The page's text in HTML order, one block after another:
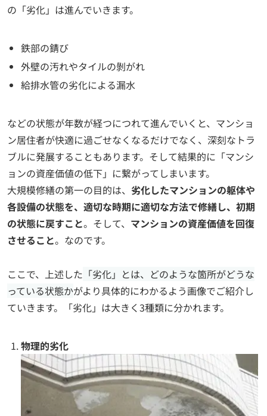
の「劣化」は進んでいきます。
鉄部の錆び
外壁の汚れやタイルの剝がれ
給排水管の劣化による漏水
などの状態が年数が経つにつれて進んでいくと、マンショ
ン居住者が快適に過ごせなくなるだけでなく、深刻なトラ
ブルに発展することもあります。そして結果的に「マンシ
ョンの資産価値の低下」に繋がってしまいます。
大規模修繕の第一の目的は、 劣化したマンションの躯体や
各設備の状態を、適切な時期に適切な方法で修繕し、初期
の状態に戻すこと。そして、 マンションの資産価値を回復
させること。なのです。
ここで、上述した 「劣化」とは、どのような箇所がどうな
っている状態かがより具体的にわかるよう画像でご紹介し
ていきます。「劣化」は大きく3種類に分かれます。
物理的劣化